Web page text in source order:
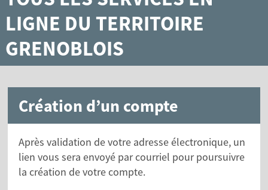
LIGNE DU TERRITOIRE
GRENOBLOIS
Création d’un compte
Après validation de votre adresse électronique, un
lien vous sera envoyé par courriel pour poursuivre
la création de votre compte.